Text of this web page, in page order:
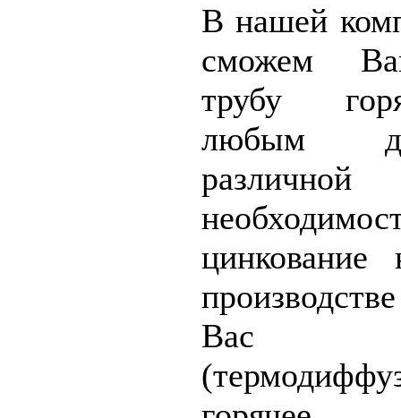
В нашей
сможем
трубу
любым
цинкование
Вас